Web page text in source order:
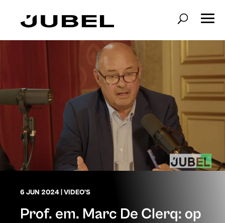
6 JUN 2024 VIDEO'S
Prof. em. Marc De Clerq: op